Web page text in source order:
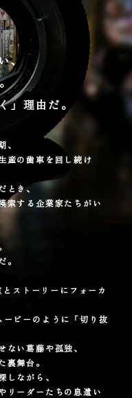
、
」理由だ。
産の歯車を回し続け
とき、
索する企業家たちがい
。
ストーリーにフォーカ
ービーのように「切り抜
ない葛藤や孤独、
裏舞台。
しながら、
リーダーたちの息遣い